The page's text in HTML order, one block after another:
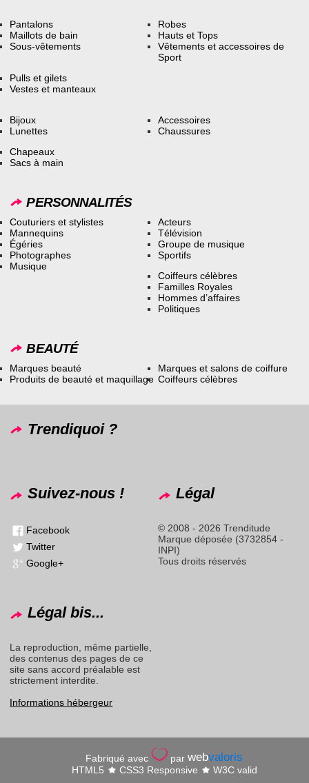
Pantalons
Maillots de bain
Sous-vêtements
Robes
Hauts et Tops
Vêtements et accessoires de
Sport
Pulls et gilets
Vestes et manteaux
Bijoux
Lunettes
Accessoires
Chaussures
Chapeaux
Sacs à main
PERSONNALITÉS
Couturiers et stylistes
Mannequins
Égéries
Photographes
Musique
Acteurs
Télévision
Groupe de musique
Sportifs
Coiffeurs célèbres
Familles Royales
Hommes d’affaires
Politiques
BEAUTÉ
Marques beauté
Produits de beauté et maquillage
Marques et salons de coiffure
Coiffeurs célèbres
Trendiquoi ?
Suivez-nous !
Facebook
Twitter
Google+
Légal
© 2008 - 2026 Trenditude
Marque déposée (3732854 -
INPI)
Tous droits réservés
Légal bis...
La reproduction, même partielle,
des contenus des pages de ce
site sans accord préalable est
strictement interdite.
Informations hébergeur
Fabriqué avec parwebvaloris
HTML5 CSS3 Responsive W3C valid